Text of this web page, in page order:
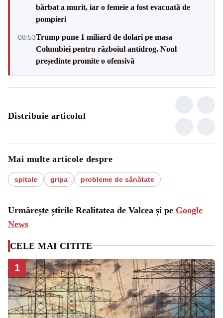
bărbat a murit, iar o femeie a fost evacuată de
pompieri
08:53Trump pune 1 miliard de dolari pe masa
Columbiei pentru războiul antidrog. Noul
președinte promite o ofensivă
Distribuie articolul
Mai multe articole despre
spitale gripa probleme de sănătate
Urmărește știrile Realitatea de Valcea și pe Google
News
CELE MAI CITITE
1